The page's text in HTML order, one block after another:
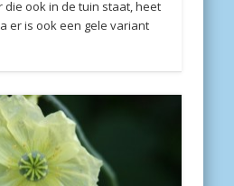
die ook in de tuin staat, heet
er is ook een gele variant